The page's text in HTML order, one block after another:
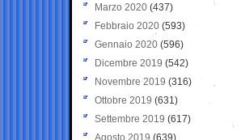
Marzo 2020 (437)
Febbraio 2020 (593)
Gennaio 2020 (596)
Dicembre 2019 (542)
Novembre 2019 (316)
Ottobre 2019 (631)
Settembre 2019 (617)
Agosto 2019 (639)